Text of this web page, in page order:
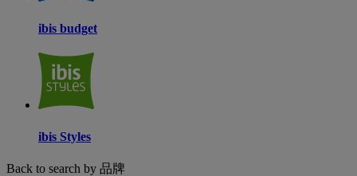
ibis budget
ibis Styles
Back to search by 品牌